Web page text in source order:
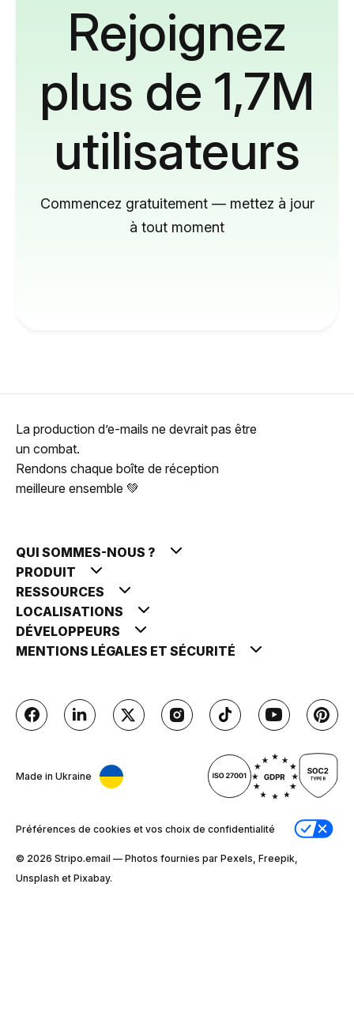
Rejoignez
plus de 1,7M
utilisateurs
Commencez gratuitement — mettez à jour
à tout moment
La production d’e-mails ne devrait pas être
un combat.
Rendons chaque boîte de réception
meilleure ensemble 💚
QUI SOMMES-NOUS ?
PRODUIT
RESSOURCES
LOCALISATIONS
DÉVELOPPEURS
MENTIONS LÉGALES ET SÉCURITÉ
Made in Ukraine
Préférences de cookies et vos choix de confidentialité
© 2026 Stripо.email — Photos fournies par Pexels, Freepik,
Unsplash et Pixabay.